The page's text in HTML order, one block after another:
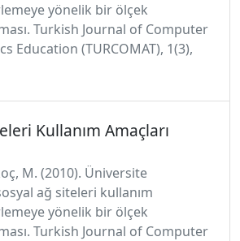
yönelik bir ölçek
Turkish Journal of Computer
Education (TURCOMAT), 1(3),
Kullanım Amaçları
M. (2010). Üniversite
ağ siteleri kullanım
yönelik bir ölçek
Turkish Journal of Computer